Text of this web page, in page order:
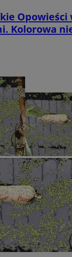
Opowieści
Kolorowa